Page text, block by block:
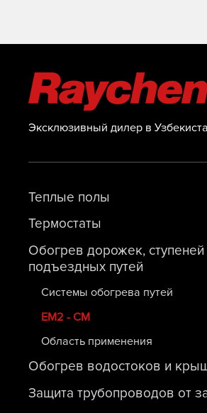
Эксклюзивный дилер в
Теплые полы
Термостаты
Обогрев дорожек, ступеней
подъездных путей
Системы обогрева путей
ЕМ2 - СМ
Область применения
Обогрев водостоков и
Защита трубопроводов от